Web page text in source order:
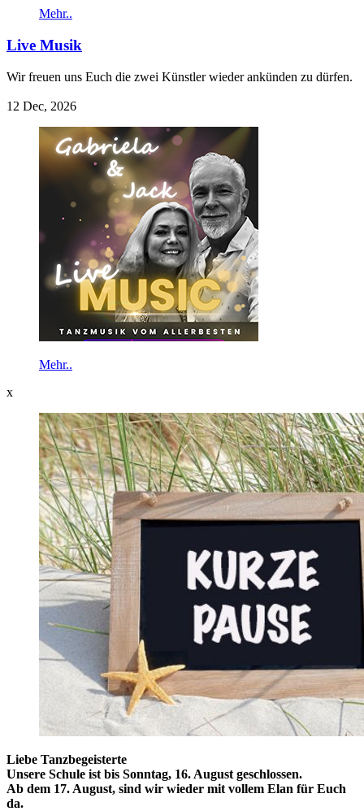
Mehr..
Live Musik
Wir freuen uns Euch die zwei Künstler wieder ankünden zu dürfen.
12 Dec, 2026
Mehr..
x
Liebe Tanzbegeisterte
Unsere Schule ist bis Sonntag, 16. August geschlossen.
Ab dem 17. August, sind wir wieder mit vollem Elan für Euch
da.